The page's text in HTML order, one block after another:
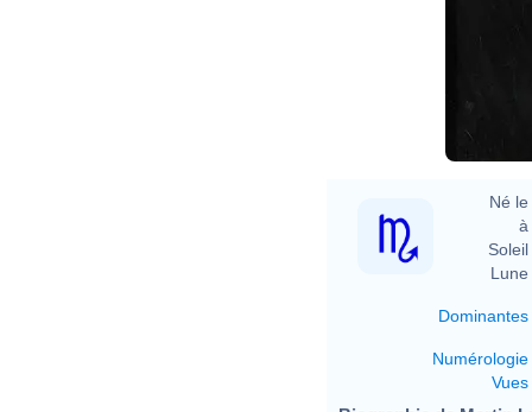
Né le
à
Soleil
Lune
Dominantes
Numérologie
Vues